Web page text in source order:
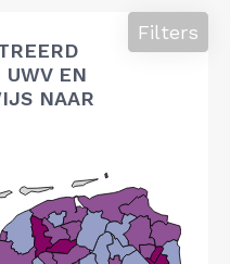
EN
NAAR
Filters